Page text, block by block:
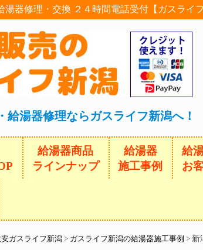
湯器修理・交換 ２４時間電話受付【ガスラ
給湯器修理ならガスライフ新潟へ！
給湯器商品
ラインナップ
給湯器
施工事例
給
お
ガスライフ新潟 > ガスライフ新潟の給湯器施工事例 > 新